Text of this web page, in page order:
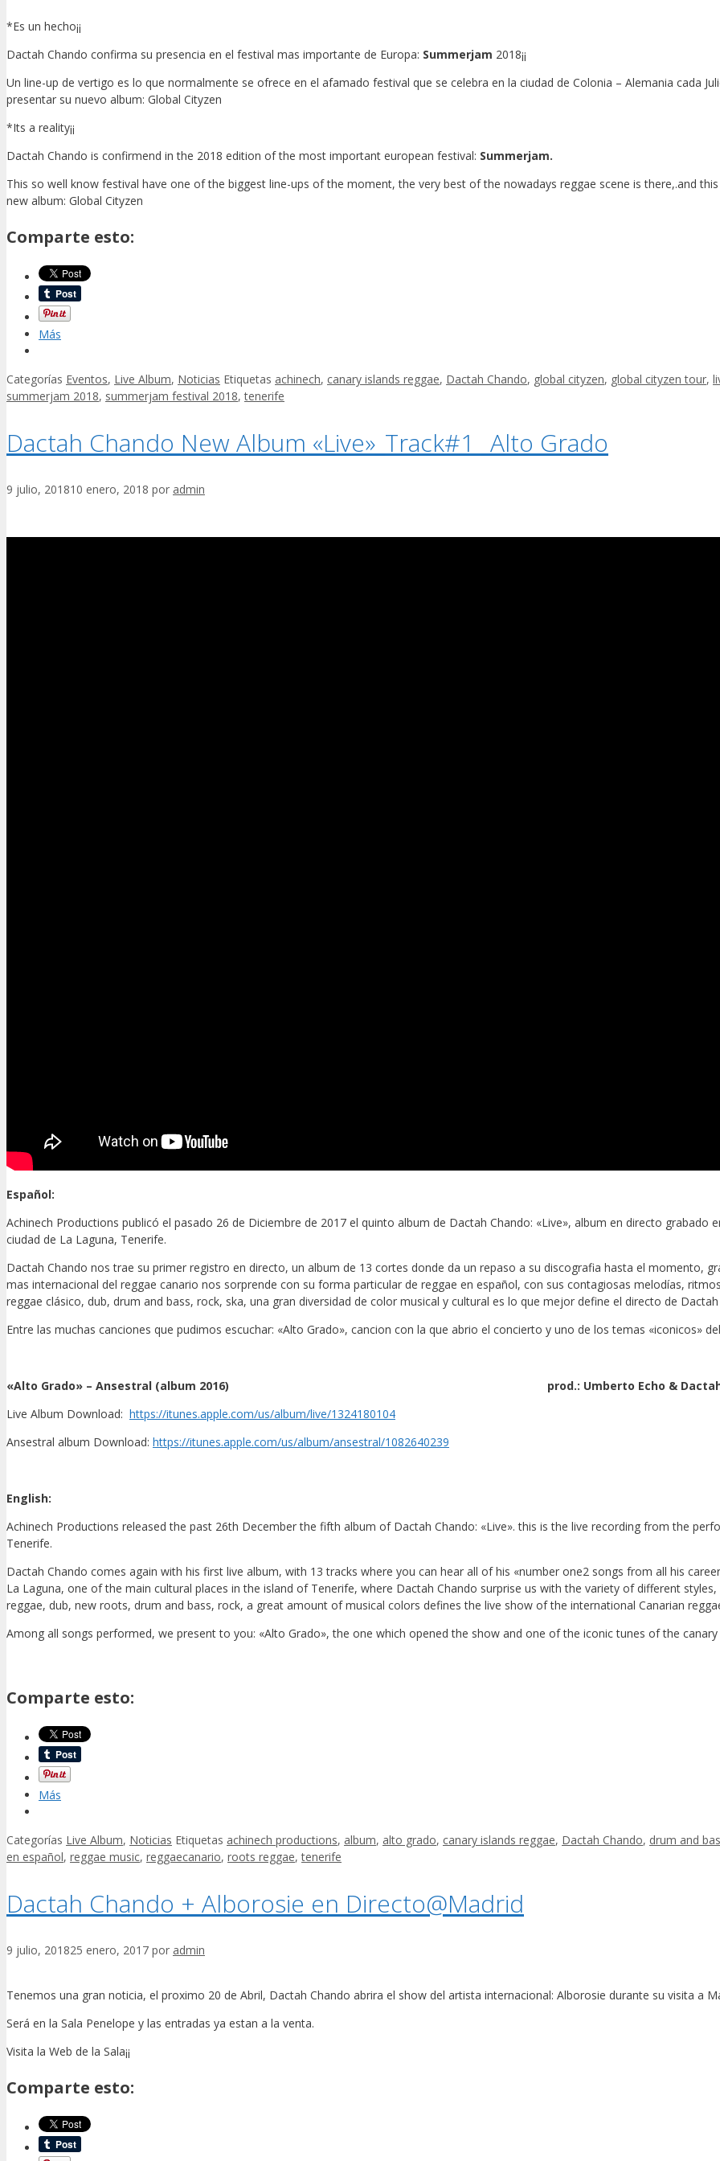
*Es un hecho¡¡
Dactah Chando confirma su presencia en el festival mas importante de Europa: Summerjam 2018¡¡
Un line-up de vertigo es lo que normalmente se ofrece en el afamado festival que se celebra en la ciudad de Colonia – Alemania cada
presentar su nuevo album: Global Cityzen
*Its a reality¡¡
Dactah Chando is confirmend in the 2018 edition of the most important european festival: Summerjam.
This so well know festival have one of the biggest line-ups of the moment, the very best of the nowadays reggae scene is there,.and
new album: Global Cityzen
Comparte esto:
Más
Categorías Eventos, Live Album, Noticias Etiquetas achinech, canary islands reggae, Dactah Chando, global cityzen, global cityzen tour,
summerjam 2018, summerjam festival 2018,tenerife
Dactah Chando New Album «Live»_Track#1 _Alto Grado
9 julio, 201810 enero, 2018 por admin
Español:
Achinech Productions publicó el pasado 26 de Diciembre de 2017 el quinto album de Dactah Chando: «Live», album en directo grabado
ciudad de La Laguna, Tenerife.
Dactah Chando nos trae su primer registro en directo, un album de 13 cortes donde da un repaso a su discografia hasta el momento,
mas internacional del reggae canario nos sorprende con su forma particular de reggae en español, con sus contagiosas melodías,
reggae clásico, dub, drum and bass, rock, ska, una gran diversidad de color musical y cultural es lo que mejor define el directo de Dactah
Entre las muchas canciones que pudimos escuchar: «Alto Grado», cancion con la que abrio el concierto y uno de los temas «iconicos»
«Alto Grado» – Ansestral (album 2016) prod.: Umberto Echo & Dactah Chando /
Live Album Download: https://itunes.apple.com/us/album/live/1324180104
Ansestral album Download: https://itunes.apple.com/us/album/ansestral/1082640239
English:
Achinech Productions released the past 26th December the fifth album of Dactah Chando: «Live». this is the live recording from the
Tenerife.
Dactah Chando comes again with his first live album, with 13 tracks where you can hear all of his «number one2 songs from all his
La Laguna, one of the main cultural places in the island of Tenerife, where Dactah Chando surprise us with the variety of different
reggae, dub, new roots, drum and bass, rock, a great amount of musical colors defines the live show of the international Canarian
Among all songs performed, we present to you: «Alto Grado», the one which opened the show and one of the iconic tunes of the
Comparte esto:
Más
Categorías Live Album, Noticias Etiquetas achinech productions, album, alto grado, canary islands reggae, Dactah Chando, drum and
en español, reggae music, reggaecanario, roots reggae,tenerife
Dactah Chando + Alborosie en Directo@Madrid
9 julio, 201825 enero, 2017 por admin
Tenemos una gran noticia, el proximo 20 de Abril, Dactah Chando abrira el show del artista internacional: Alborosie durante su visita a
Será en la Sala Penelope y las entradas ya estan a la venta.
Visita la Web de la Sala¡¡
Comparte esto: